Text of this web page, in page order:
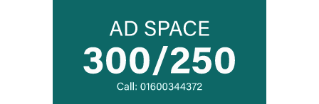
সিঙ্গাপুর থেকে এক কার্গো এলএনজি কিনবে
সরকার